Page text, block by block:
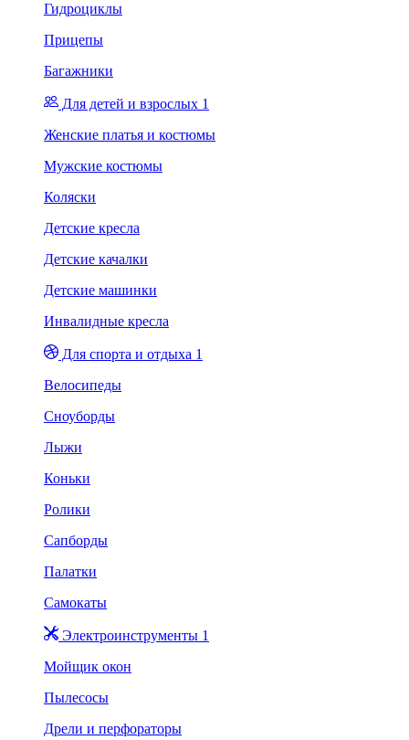
Гидроциклы
Прицепы
Багажники
Для детей и взрослых 1
Женские платья и костюмы
Мужские костюмы
Коляски
Детские кресла
Детские качалки
Детские машинки
Инвалидные кресла
Для спорта и отдыха 1
Велосипеды
Сноуборды
Лыжи
Коньки
Ролики
Сапборды
Палатки
Самокаты
Электроинструменты 1
Мойщик окон
Пылесосы
Дрели и перфораторы